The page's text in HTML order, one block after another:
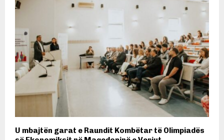
U mbajtën garat e Raundit Kombëtar të Olimpiadës